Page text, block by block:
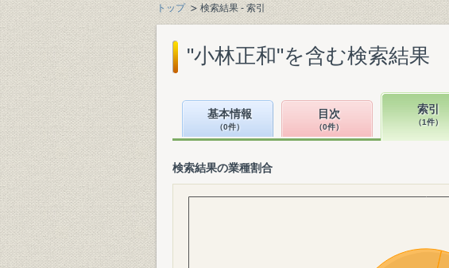
トップ 検索結果 - 索引
"小林正和"を含む検索結果
基本情報
（0件）
目次
（0件）
索引
（1件）
検索結果の業種割合